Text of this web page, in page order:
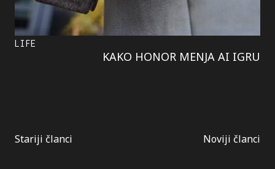
LIFE
KAKO HONOR MENJA AI IGRU
Kretanje
Stariji članci Noviji članci